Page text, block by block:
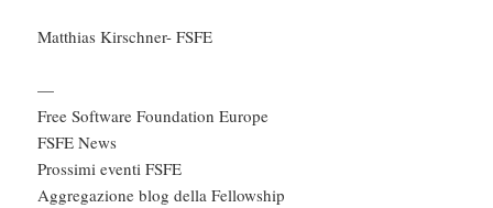
Matthias Kirschner- FSFE
—
Free Software Foundation Europe
FSFE News
Prossimi eventi FSFE
Aggregazione blog della Fellowship